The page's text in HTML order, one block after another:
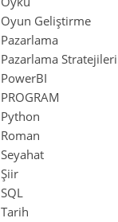
Oyun Geliştirme
Pazarlama
Pazarlama Stratejileri
PowerBI
PROGRAM
Python
Roman
Seyahat
Şiir
SQL
Tarih